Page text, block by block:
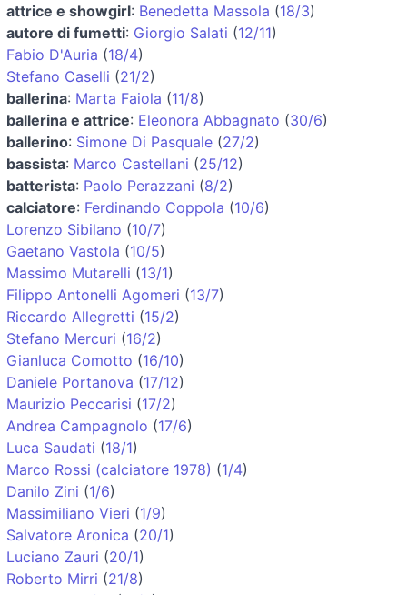
attrice e showgirl: Benedetta Massola (18/3)
autore di fumetti: Giorgio Salati (12/11)
Fabio D'Auria (18/4)
Stefano Caselli (21/2)
ballerina: Marta Faiola (11/8)
ballerina e attrice: Eleonora Abbagnato (30/6)
ballerino: Simone Di Pasquale (27/2)
bassista: Marco Castellani (25/12)
batterista: Paolo Perazzani (8/2)
calciatore: Ferdinando Coppola (10/6)
Lorenzo Sibilano (10/7)
Gaetano Vastola (10/5)
Massimo Mutarelli (13/1)
Filippo Antonelli Agomeri (13/7)
Riccardo Allegretti (15/2)
Stefano Mercuri (16/2)
Gianluca Comotto (16/10)
Daniele Portanova (17/12)
Maurizio Peccarisi (17/2)
Andrea Campagnolo (17/6)
Luca Saudati (18/1)
Marco Rossi (calciatore 1978) (1/4)
Danilo Zini (1/6)
Massimiliano Vieri (1/9)
Salvatore Aronica (20/1)
Luciano Zauri (20/1)
Roberto Mirri (21/8)